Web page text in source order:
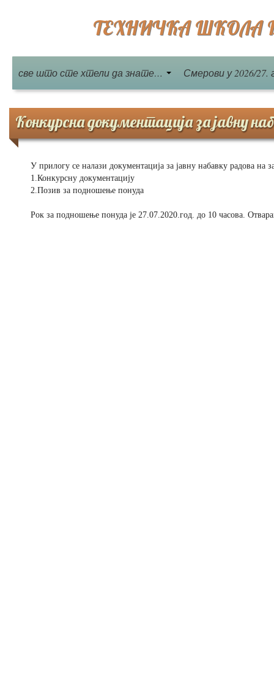
ТЕХНИЧКА ШКОЛА
све што сте хтели да знате… Смерови у 2026/27.
Конкурсна документација за јавну
У прилогу се налази документација за јавну набавку радова на
1.Конкурсну документацију
2.Позив за подношење понуда
Рок за подношење понуда је 27.07.2020.год. до 10 часова.